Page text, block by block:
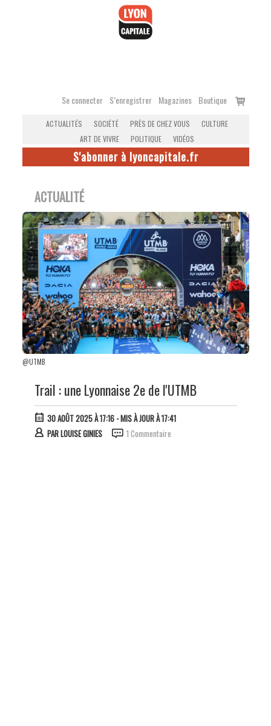
Se connecter S’enregistrer Magazines Boutique
Voir
ACTUALITÉS SOCIÉTÉ PRÈS DE CHEZ VOUS
CULTURE
ART DE VIVRE
POLITIQUE VIDÉOS
S'abonner à lyoncapitale.fr
ACTUALITÉ
@UTMB
Trail : une Lyonnaise 2e de l'UTMB
30 AOÛT 2025 À 17:16- MIS À JOUR À 17:41
PARLOUISE GINIES 1 Commentaire